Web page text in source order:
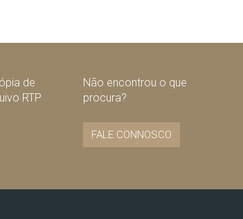
de
RTP
Não encontrou o que
procura?
FALE CONNOSCO